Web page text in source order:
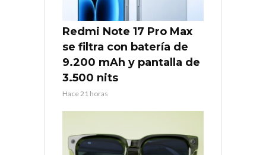
Redmi Note 17 Pro Max
se filtra con batería de
9.200 mAh y pantalla de
3.500 nits
Hace 21 horas